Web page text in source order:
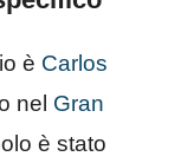
è Carlos
nel Gran
è stato